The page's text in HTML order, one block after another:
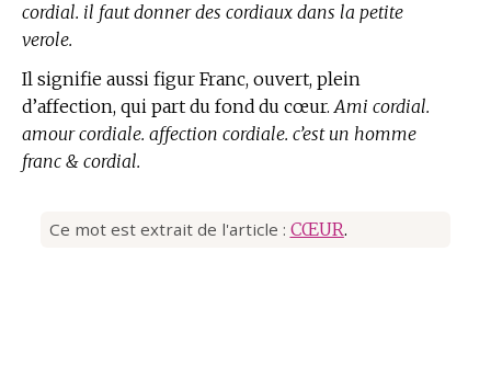
cordial. il faut donner des cordiaux dans la petite
verole.
Il signifie aussi figur Franc, ouvert, plein
d’affection, qui part du fond du cœur. Ami cordial.
amour cordiale. affection cordiale. c’est un homme
franc & cordial.
Ce mot est extrait de l'article : CŒUR.